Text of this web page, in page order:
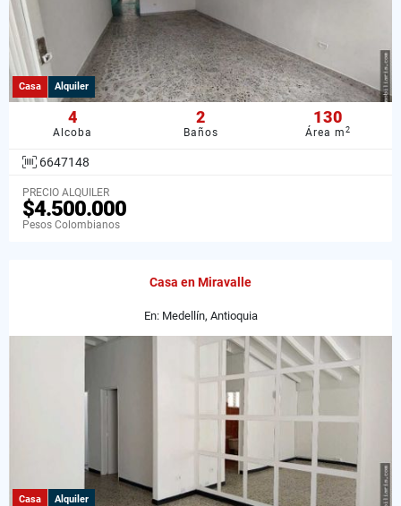
Casa Alquiler
4
Alcoba
2
Baños
130
Área m2
6647148
PRECIO ALQUILER
$4.500.000
Pesos Colombianos
Casa en Miravalle
En: Medellín, Antioquia
Casa Alquiler